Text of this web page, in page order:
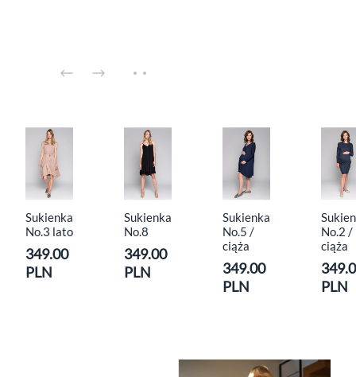
Sukienka
No.3 lato
349.00
PLN
Sukienka
No.8
349.00
PLN
Sukienka
No.5 /
ciąża
349.00
PLN
No.2 /
ciąża
PLN